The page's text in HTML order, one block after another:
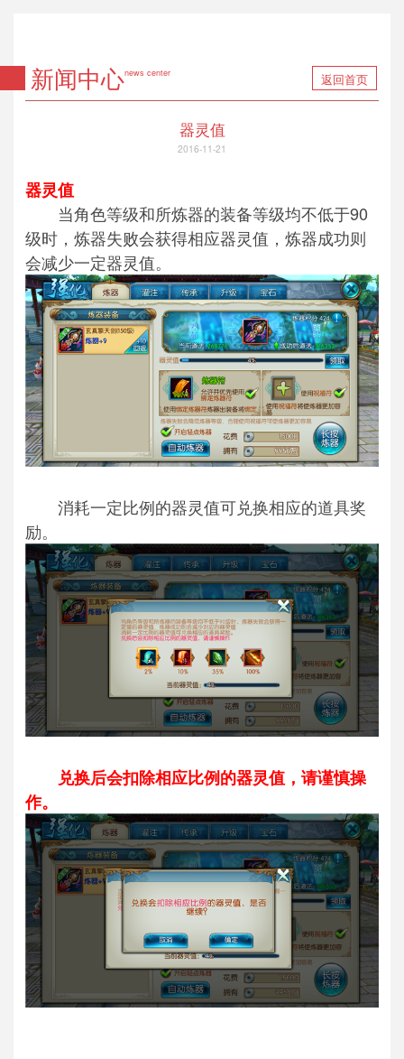
新闻中心news center 返回首页
器灵值
2016-11-21
器灵值
当角色等级和所炼器的装备等级均不低于90
级时，炼器失败会获得相应器灵值，炼器成功则
会减少一定器灵值。
消耗一定比例的器灵值可兑换相应的道具奖
励。
兑换后会扣除相应比例的器灵值，请谨慎操
作。